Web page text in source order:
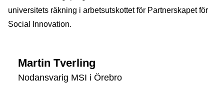
universitets räkning i arbetsutskottet för Partnerskapet för
Social Innovation.
Martin Tverling
Nodansvarig MSI i Örebro